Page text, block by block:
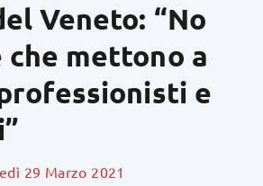
Veneto: “No
che mettono a
e
29 Marzo 2021